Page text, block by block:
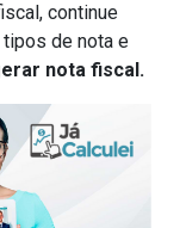
continue
de nota e
nota fiscal.